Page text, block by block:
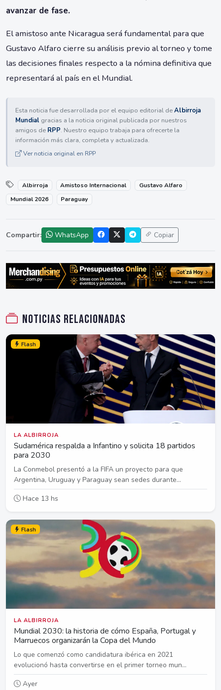
avanzar de fase.
El amistoso ante Nicaragua será fundamental para que
Gustavo Alfaro cierre su análisis previo al torneo y tome
las decisiones finales respecto a la nómina definitiva que
representará al país en el Mundial.
Esta noticia fue desarrollada por el equipo editorial deAlbirroja
Mundial gracias a la noticia original publicada por nuestros
amigos de RPP. Nuestro equipo trabaja para ofrecerte la
información más clara, completa y actualizada.
Ver noticia original en RPP
Albirroja Amistoso Internacional
Gustavo Alfaro
Mundial 2026
Paraguay
Compartir: WhatsApp Copiar
Noticias relacionadas
Flash
LA ALBIRROJA
Sudamérica respalda a Infantino y solicita 18 partidos
para 2030
La Conmebol presentó a la FIFA un proyecto para que
Argentina, Uruguay y Paraguay sean sedes durante...
Hace 13 hs
Flash
LA ALBIRROJA
Mundial 2030: la historia de cómo España, Portugal y
Marruecos organizarán la Copa del Mundo
Lo que comenzó como candidatura ibérica en 2021
evolucionó hasta convertirse en el primer torneo mun...
Ayer